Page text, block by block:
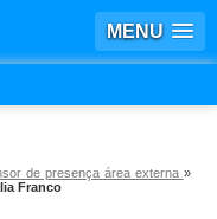
MENU
de presença área externa »
Franco